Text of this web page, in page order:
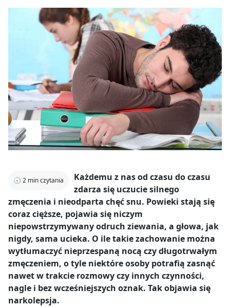
🕣 2 min czytania
Każdemu z nas od czasu do czasu
zdarza się uczucie silnego
zmęczenia i nieodparta chęć snu. Powieki stają się
coraz cięższe, pojawia się niczym
niepowstrzymywany odruch ziewania, a głowa, jak
nigdy, sama ucieka. O ile takie zachowanie można
wytłumaczyć nieprzespaną nocą czy długotrwałym
zmęczeniem, o tyle niektóre osoby potrafią zasnąć
nawet w trakcie rozmowy czy innych czynności,
nagle i bez wcześniejszych oznak. Tak objawia się
narkolepsja.